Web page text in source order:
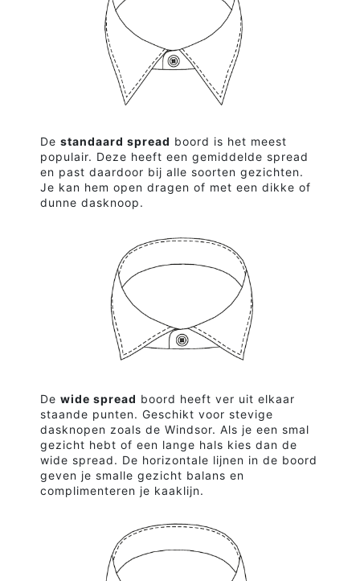
De standaard spread boord is het meest
populair. Deze heeft een gemiddelde spread
en past daardoor bij alle soorten gezichten.
Je kan hem open dragen of met een dikke of
dunne dasknoop.
De wide spread boord heeft ver uit elkaar
staande punten. Geschikt voor stevige
dasknopen zoals de Windsor. Als je een smal
gezicht hebt of een lange hals kies dan de
wide spread. De horizontale lijnen in de boord
geven je smalle gezicht balans en
complimenteren je kaaklijn.